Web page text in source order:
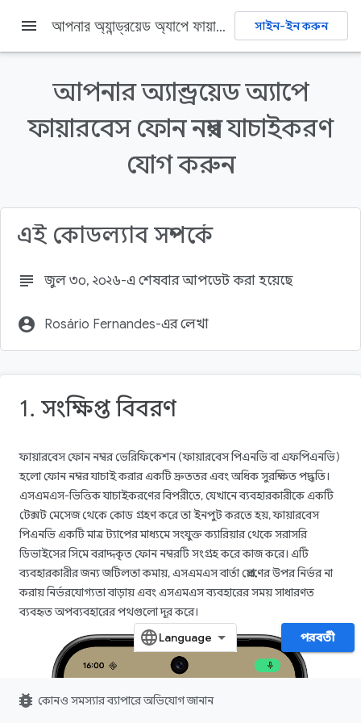
Firebase Firebase Codelabs
১. সংক্ষিপ্ত বিবরণ
একটি ফায়ারবেস প্রজেক্ট তৈরি করুন
menu আপনার অ্যান্ড্রয়েড অ্যাপে ফায়ারবেস ফোন নম্বর যাচাইকরণ যোগ করুন সাইন-ইন করুন
আপনার অ্যান্ড্রয়েড অ্যাপে
ফায়ারবেস ফোন নম্বর যাচাইকরণ
যোগ করুন
এই কোডল্যাব সম্পর্কে
subject জুল ৩০, ২০২৬-এ শেষবার আপডেট করা হয়েছে
account_circle Rosário Fernandes-এর লেখা
1. সংক্ষিপ্ত বিবরণ
ফায়ারবেস ফোন নম্বর ভেরিফিকেশন (ফায়ারবেস পিএনভি বা এফপিএনভি)
হলো ফোন নম্বর যাচাই করার একটি দ্রুততর এবং অধিক সুরক্ষিত পদ্ধতি।
এসএমএস-ভিত্তিক যাচাইকরণের বিপরীতে, যেখানে ব্যবহারকারীকে একটি
টেক্সট মেসেজ থেকে কোড গ্রহণ করে তা ইনপুট করতে হয়, ফায়ারবেস
পিএনভি একটি মাত্র ট্যাপের মাধ্যমে সংযুক্ত ক্যারিয়ার থেকে সরাসরি
ডিভাইসের সিমে বরাদ্দকৃত ফোন নম্বরটি সংগ্রহ করে কাজ করে। এটি
ব্যবহারকারীর জন্য জটিলতা কমায়, এসএমএস বার্তা প্রেরণের উপর নির্ভর না
করায় নির্ভরযোগ্যতা বাড়ায় এবং এসএমএস ব্যবহারের সময় সাধারণত
ব্যবহৃত অপব্যবহারের পথগুলো দূর করে।
পরবর্তী
bug_report কোনও সমস্যার ব্যাপারে অভিযোগ জানান